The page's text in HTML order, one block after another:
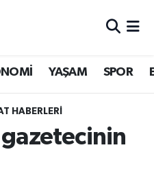
YAŞAM SPOR
HABERLERI